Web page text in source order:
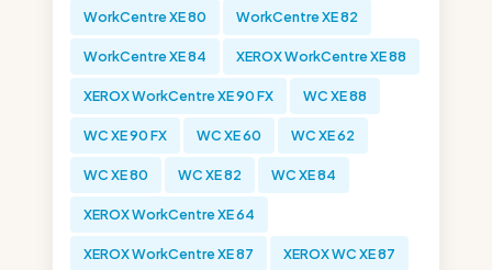
WorkCentre XE 80 WorkCentre XE 82
WorkCentre XE 84 XEROX WorkCentre XE 88
XEROX WorkCentre XE 90 FX WC XE 88
WC XE 90 FX WC XE 60 WC XE 62
WC XE 80 WC XE 82 WC XE 84
XEROX WorkCentre XE 64
XEROX WorkCentre XE 87 XEROX WC XE 87